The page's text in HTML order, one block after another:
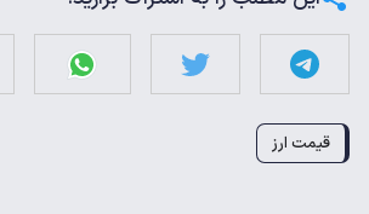
قیمت ارز